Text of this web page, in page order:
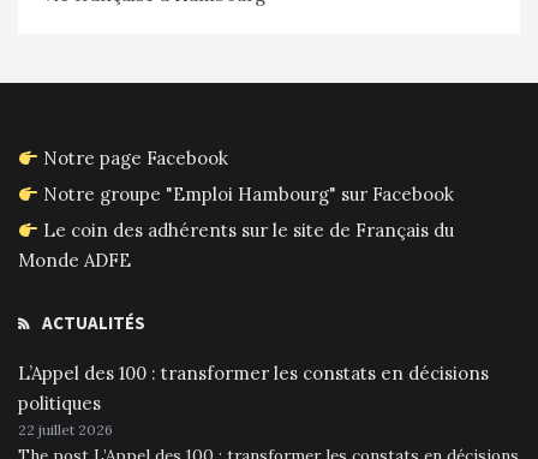
Notre page Facebook
Notre groupe "Emploi Hambourg" sur Facebook
Le coin des adhérents sur le site de Français du
Monde ADFE
ACTUALITÉS
L’Appel des 100 : transformer les constats en décisions
politiques
22 juillet 2026